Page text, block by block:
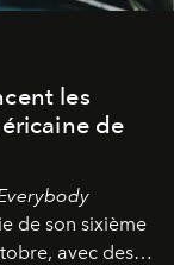
les
de
de son sixième
avec des